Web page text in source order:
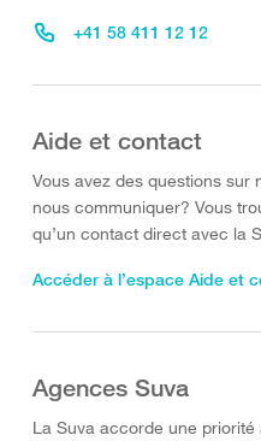
+41 58 411 12 12
Aide et contact
Vous avez des questions sur
nous communiquer? Vous
qu’un contact direct avec la
Accéder à l’espace Aide et
Agences Suva
La Suva accorde une